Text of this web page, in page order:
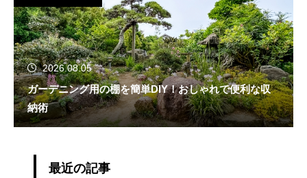
2026.08.05
ガーデニング用の棚を簡単DIY！おしゃれで便利な収
納術
最近の記事